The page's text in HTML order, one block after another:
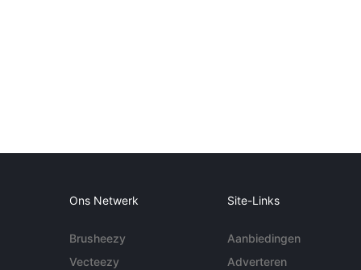
Ons Netwerk
Brusheezy
Vecteezy
Site-Links
Aanbiedingen
Adverteren